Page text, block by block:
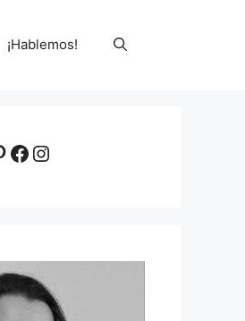
¡Hablemos!
Facebook
Instagram